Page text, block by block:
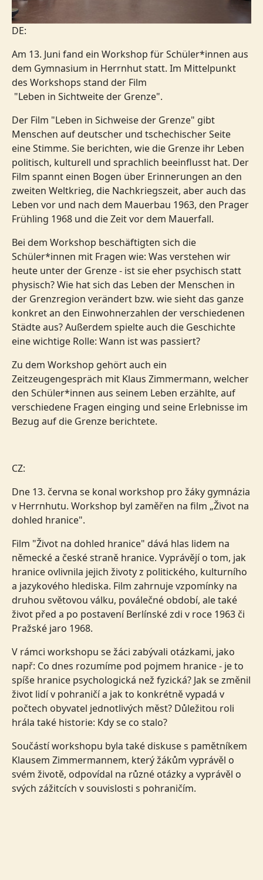
DE:
Am 13. Juni fand ein Workshop für Schüler*innen aus
dem Gymnasium in Herrnhut statt. Im Mittelpunkt
des Workshops stand der Film
"Leben in Sichtweite der Grenze".
Der Film "Leben in Sichweise der Grenze" gibt
Menschen auf deutscher und tschechischer Seite
eine Stimme. Sie berichten, wie die Grenze ihr Leben
politisch, kulturell und sprachlich beeinflusst hat. Der
Film spannt einen Bogen über Erinnerungen an den
zweiten Weltkrieg, die Nachkriegszeit, aber auch das
Leben vor und nach dem Mauerbau 1963, den Prager
Frühling 1968 und die Zeit vor dem Mauerfall.
Bei dem Workshop beschäftigten sich die
Schüler*innen mit Fragen wie: Was verstehen wir
heute unter der Grenze - ist sie eher psychisch statt
physisch? Wie hat sich das Leben der Menschen in
der Grenzregion verändert bzw. wie sieht das ganze
konkret an den Einwohnerzahlen der verschiedenen
Städte aus? Außerdem spielte auch die Geschichte
eine wichtige Rolle: Wann ist was passiert?
Zu dem Workshop gehört auch ein
Zeitzeugengespräch mit Klaus Zimmermann, welcher
den Schüler*innen aus seinem Leben erzählte, auf
verschiedene Fragen einging und seine Erlebnisse im
Bezug auf die Grenze berichtete.
CZ:
Dne 13. června se konal workshop pro žáky gymnázia
v Herrnhutu. Workshop byl zaměřen na film „Život na
dohled hranice".
Film "Život na dohled hranice" dává hlas lidem na
německé a české straně hranice. Vyprávějí o tom, jak
hranice ovlivnila jejich životy z politického, kulturního
a jazykového hlediska. Film zahrnuje vzpomínky na
druhou světovou válku, poválečné období, ale také
život před a po postavení Berlínské zdi v roce 1963 či
Pražské jaro 1968.
V rámci workshopu se žáci zabývali otázkami, jako
např: Co dnes rozumíme pod pojmem hranice - je to
spíše hranice psychologická než fyzická? Jak se změnil
život lidí v pohraničí a jak to konkrétně vypadá v
počtech obyvatel jednotlivých měst? Důležitou roli
hrála také historie: Kdy se co stalo?
Součástí workshopu byla také diskuse s pamětníkem
Klausem Zimmermannem, který žákům vyprávěl o
svém životě, odpovídal na různé otázky a vyprávěl o
svých zážitcích v souvislosti s pohraničím.